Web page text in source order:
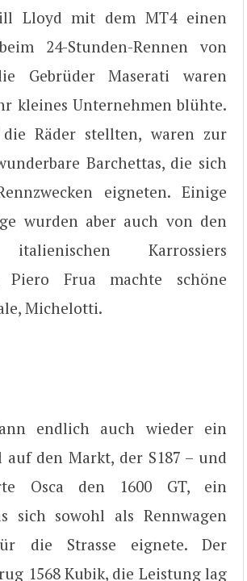
Lloyd mit dem MT4 einen
24-Stunden-Rennen von
Gebrüder Maserati waren
kleines Unternehmen blühte.
Räder stellten, waren zur
Barchettas, die sich
eigneten. Einige
wurden aber auch von den
italienischen Karrossiers
Piero Frua machte schöne
Michelotti.
endlich auch wieder ein
auf den Markt, der S187 – und
Osca den 1600 GT, ein
sich sowohl als Rennwagen
die Strasse eignete. Der
1568 Kubik, die Leistung lag